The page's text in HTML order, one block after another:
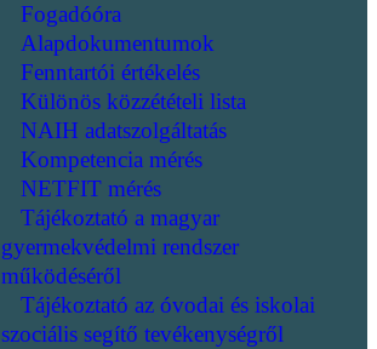
Fogadóóra
Alapdokumentumok
Fenntartói értékelés
Különös közzétételi lista
NAIH adatszolgáltatás
Kompetencia mérés
NETFIT mérés
Tájékoztató a magyar
gyermekvédelmi rendszer
működéséről
Tájékoztató az óvodai és iskolai
szociális segítő tevékenységről